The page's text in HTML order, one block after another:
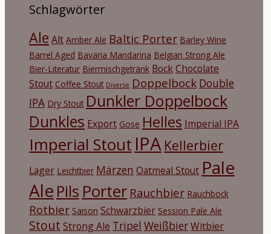
Schlagwörter
Ale Alt Amber Ale Baltic Porter Barley Wine
Barrel Aged Bavaria Mandarina Belgian Strong Ale
Bier-Literatur Biermischgetränk BockChocolate
Stout Coffee Stout Diverse Doppelbock Double
IPA Dry Stout Dunkler Doppelbock
Dunkles Export Gose Helles Imperial IPA
Imperial Stout IPA Kellerbier
Lager Leichtbier Märzen Oatmeal Stout Pale
Ale Pils Porter Rauchbier Rauchbock
Rotbier Saison Schwarzbier Session Pale Ale
Stout Strong Ale Tripel WeißbierWitbier